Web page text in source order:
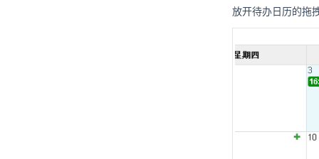
放开待办日历的拖